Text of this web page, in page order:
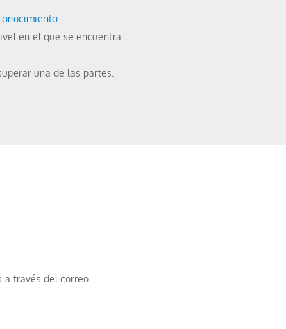
en el que se encuentra.
una de las partes.
a través del correo